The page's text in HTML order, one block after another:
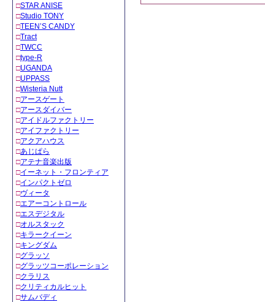
□STAR ANISE
□Studio TONY
□TEEN’S CANDY
□Tract
□TWCC
□type-R
□UGANDA
□UPPASS
□Wisteria Nutt
□アースゲート
□アースダイバー
□アイドルファクトリー
□アイファクトリー
□アクアハウス
□あじぱら
□アテナ音楽出版
□イーネット・フロンティア
□インパクトゼロ
□ヴィータ
□エアーコントロール
□エスデジタル
□オルスタック
□キラークイーン
□キングダム
□グラッソ
□グラッツコーポレーション
□クラリス
□クリティカルヒット
□サムバディ